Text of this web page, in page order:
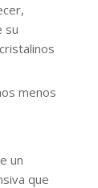
su
menos
un
que